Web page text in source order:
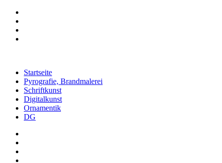
Startseite
Pyrografie, Brandmalerei
Schriftkunst
Digitalkunst
Ornamentik
DG